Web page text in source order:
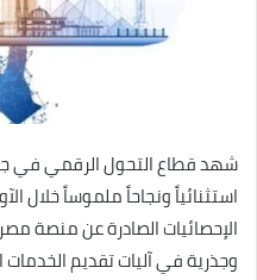
شهد قطاع التحول الرقمي في
استثنائياً ونجاحاً ملموساً خلال
الإحصائيات الصادرة عن منصة
وجذرية في آليات تقديم